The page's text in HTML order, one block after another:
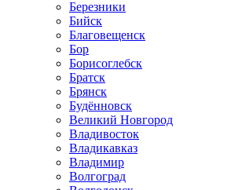
Березники
Бийск
Благовещенск
Бор
Борисоглебск
Братск
Брянск
Будённовск
Великий Новгород
Владивосток
Владикавказ
Владимир
Волгоград